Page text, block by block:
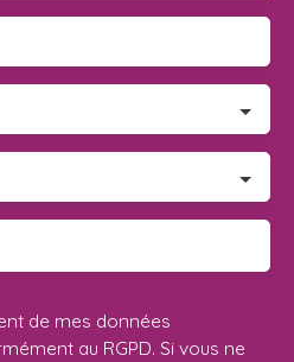
de mes données
au RGPD. Si vous ne